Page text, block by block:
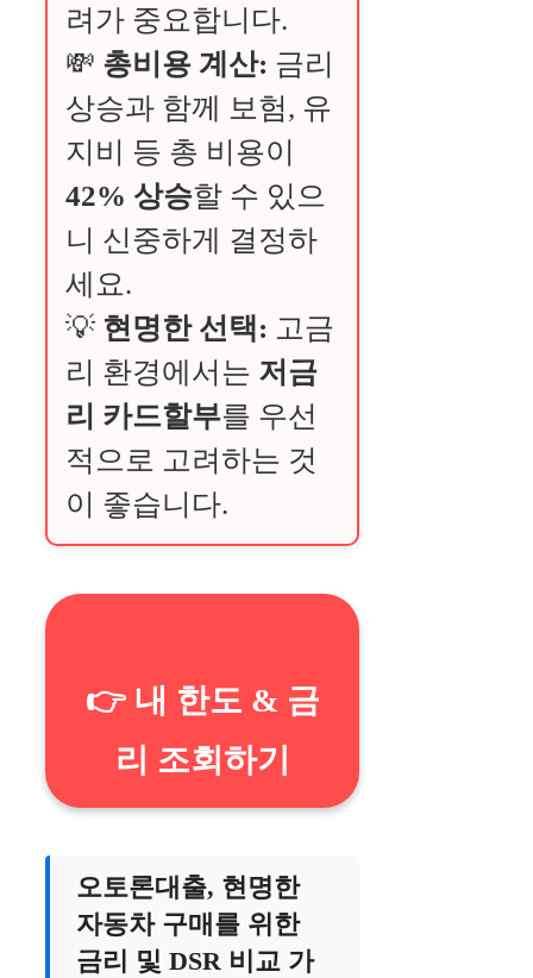
려가 중요합니다.
💸 총비용 계산: 금리
상승과 함께 보험, 유
지비 등 총 비용이
42% 상승할 수 있으
니 신중하게 결정하
세요.
💡 현명한 선택: 고금
리 환경에서는 저금
리 카드할부를 우선
적으로 고려하는 것
이 좋습니다.
👉 내 한도 & 금
리 조회하기
오토론대출, 현명한
자동차 구매를 위한
금리 및 DSR 비교 가